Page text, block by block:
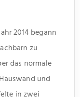
2014 begann
zu
das normale
und
in zwei